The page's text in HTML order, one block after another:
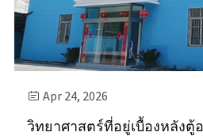
 Apr 24, 2026
วิทยาศาสตร์ที่อยู่เบื้องหลังตู้